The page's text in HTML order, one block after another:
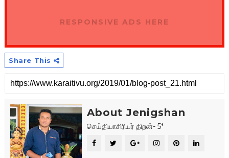
RESPONSIVE ADS HERE
Share This
About Jenigshan
செய்தியாசிரியர் திறன்- 5*